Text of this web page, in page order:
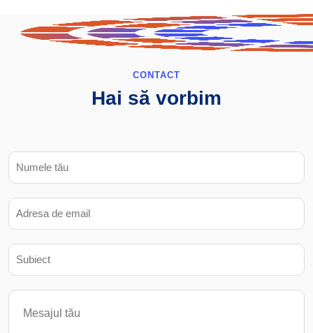
CONTACT
Hai să vorbim